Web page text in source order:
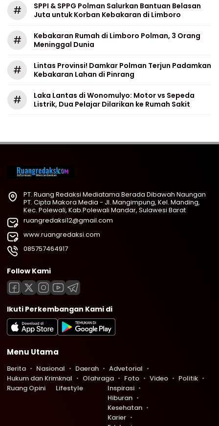
#
SPPI & SPPG Polman Salurkan Bantuan Belasan
Juta untuk Korban Kebakaran di Limboro
#
Kebakaran Rumah di Limboro Polman, 3 Orang
Meninggal Dunia
#
Lintas Provinsi! Damkar Polman Terjun Padamkan
Kebakaran Lahan di Pinrang
#
Laka Lantas di Wonomulyo: Motor vs Sepeda
Listrik, Dua Pelajar Dilarikan ke Rumah Sakit
PT. Ruang Redaksi Mediatama Berada Dibawah Naungan
PT. Cipta Makora Media - Jl. Mangimpung, Kel. Manding,
Kec. Polewali, Kab.Polewali Mandar, Sulawesi Barat
ruangredaksi12@gmail.com
www.ruangredaksi.com
085757464917
Follow Kami
Ikuti Perkembangan Kami di
Menu Utama
Berita Nasional Daerah
Advetorial
Hukum dan Krimknal
Olahraga Foto Video
Politik
Ruang Opini
Lifestyle
Inspirasi
Hiburan
Kesehatan
Karier